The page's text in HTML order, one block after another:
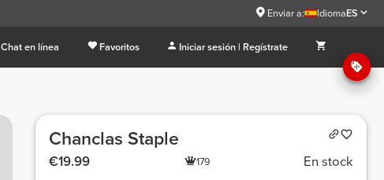
Enviar a: IdiomaES
Chat en línea Favoritos Iniciar sesión | Regístrate
Chanclas Staple
€19.99 179 En stock